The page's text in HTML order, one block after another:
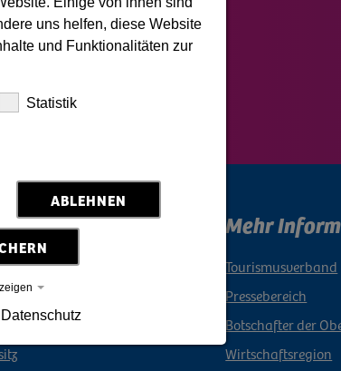
Mehr
Tourismusverband
Pressebereich
Botschafter der
Wirtschaftsregion
uns helfen, diese Website
und Funktionalitäten zur
Statistik
ABLEHNEN
Datenschutz